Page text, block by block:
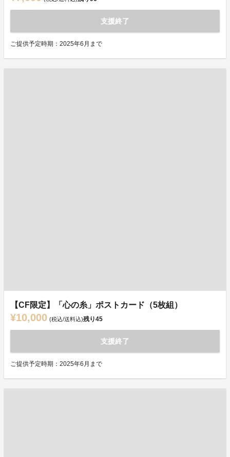
支援終了
ご提供予定時期：2025年6月まで
【CF限定】「心の糸」ポストカード（5枚組）
¥10,000 (税込/送料込)残り45
支援終了
ご提供予定時期：2025年6月まで